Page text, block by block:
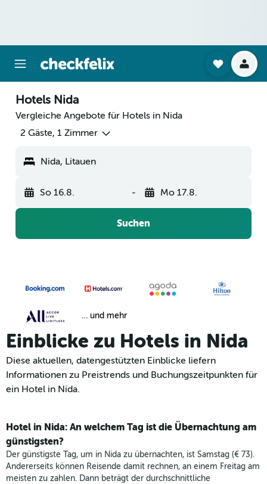
Hotels Nida
Vergleiche Angebote für Hotels in Nida
2 Gäste, 1 Zimmer
Nida, Litauen
So 16.8. - Mo 17.8.
Suchen
… und mehr
Einblicke zu Hotels in Nida
Diese aktuellen, datengestützten Einblicke liefern
Informationen zu Preistrends und Buchungszeitpunkten für
ein Hotel in Nida.
Hotel in Nida: An welchem Tag ist die Übernachtung am
günstigsten?
Der günstigste Tag, um in Nida zu übernachten, ist Samstag (€ 73).
Andererseits können Reisende damit rechnen, an einem Freitag am
meisten zu zahlen. Dann beträgt der durchschnittliche